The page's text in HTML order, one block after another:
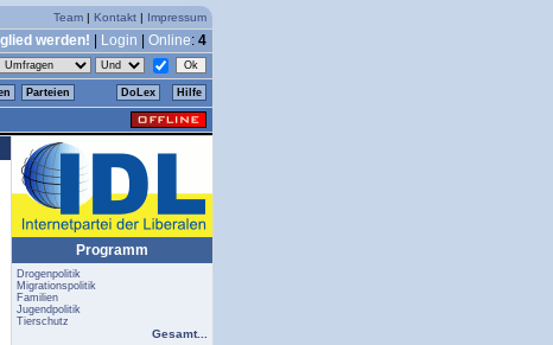
Team | Kontakt | Impressum
werden! Login Online: 4
Parteien DoLex Hilfe
Programm
Drogenpolitik
Migrationspolitik
Familien
Jugendpolitik
Tierschutz
Gesamt...